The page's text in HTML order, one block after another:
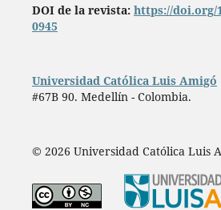
DOI de la revista: https://doi.org/
0945
Universidad Católica Luis Amigó
#67B 90. Medellín - Colombia.
© 2026 Universidad Católica Luis